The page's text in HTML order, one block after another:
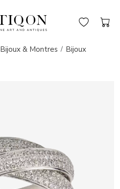
Bijoux & Montres
Bijoux